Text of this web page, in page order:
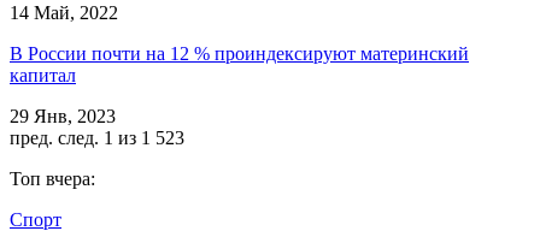
14 Май, 2022
В России почти на 12 % проиндексируют материнский
капитал
29 Янв, 2023
пред. след. 1 из 1 523
Топ вчера:
Спорт